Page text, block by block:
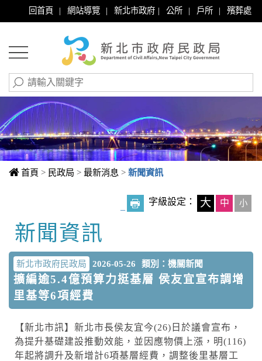
回首頁 | 網站導覽 | 新北市政府 | 公所 | 戶所 | 殯葬處
首頁 > 民政局 > 最新消息 > 新聞資訊
字級設定： 大 中 小
中央內容區塊
新聞資訊
新北市政府民政局 2026-05-26 類別：機關新聞
擴編逾5.4億預算力挺基層 侯友宜宣布調增
里基等6項經費
【新北市訊】新北市長侯友宜今(26)日於議會宣布，
為提升基礎建設推動效能，並因應物價上漲，明(116)
年起將調升及新增計6項基層經費，調整後里基層工